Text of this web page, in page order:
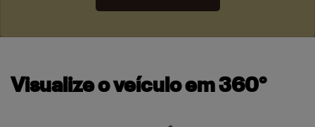
Visualize o veículo em 360°